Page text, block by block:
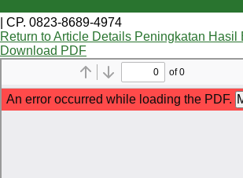
| CP. 0823-8689-4974
Return to Article Details Peningkatan Hasil
Download PDF